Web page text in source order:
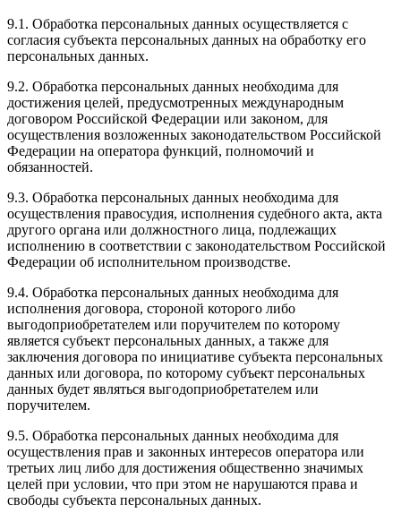
9.1. Обработка персональных данных осуществляется с
согласия субъекта персональных данных на обработку его
персональных данных.
9.2. Обработка персональных данных необходима для
достижения целей, предусмотренных международным
договором Российской Федерации или законом, для
осуществления возложенных законодательством Российской
Федерации на оператора функций, полномочий и
обязанностей.
9.3. Обработка персональных данных необходима для
осуществления правосудия, исполнения судебного акта, акта
другого органа или должностного лица, подлежащих
исполнению в соответствии с законодательством Российской
Федерации об исполнительном производстве.
9.4. Обработка персональных данных необходима для
исполнения договора, стороной которого либо
выгодоприобретателем или поручителем по которому
является субъект персональных данных, а также для
заключения договора по инициативе субъекта персональных
данных или договора, по которому субъект персональных
данных будет являться выгодоприобретателем или
поручителем.
9.5. Обработка персональных данных необходима для
осуществления прав и законных интересов оператора или
третьих лиц либо для достижения общественно значимых
целей при условии, что при этом не нарушаются права и
свободы субъекта персональных данных.